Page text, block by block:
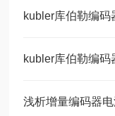
kubler库伯勒编码
kubler库伯勒编
浅析增量编码器